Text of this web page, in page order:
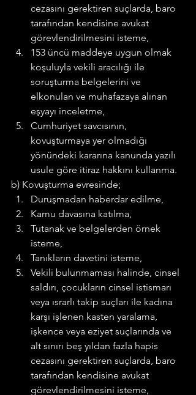
cezasını gerektiren suçlarda, baro
tarafından kendisine avukat
görevlendirilmesini isteme,
153 üncü maddeye uygun olmak
koşuluyla vekili aracılığı ile
soruşturma belgelerini ve
elkonulan ve muhafazaya alınan
eşyayı inceletme,
Cumhuriyet savcısının,
kovuşturmaya yer olmadığı
yönündeki kararına kanunda yazılı
usule göre itiraz hakkını kullanma.
b) Kovuşturma evresinde;
Duruşmadan haberdar edilme,
Kamu davasına katılma,
Tutanak ve belgelerden örnek
isteme,
Tanıkların davetini isteme,
Vekili bulunmaması halinde, cinsel
saldırı, çocukların cinsel istismarı
veya ısrarlı takip suçları ile kadına
karşı işlenen kasten yaralama,
işkence veya eziyet suçlarında ve
alt sınırı beş yıldan fazla hapis
cezasını gerektiren suçlarda, baro
tarafından kendisine avukat
görevlendirilmesini isteme,